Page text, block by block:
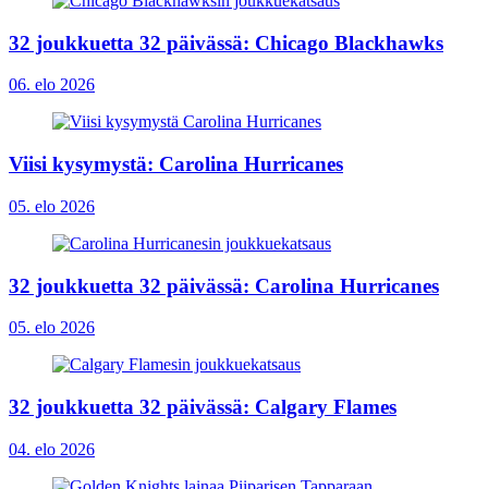
32 joukkuetta 32 päivässä: Chicago Blackhawks
06. elo 2026
Viisi kysymystä: Carolina Hurricanes
05. elo 2026
32 joukkuetta 32 päivässä: Carolina Hurricanes
05. elo 2026
32 joukkuetta 32 päivässä: Calgary Flames
04. elo 2026